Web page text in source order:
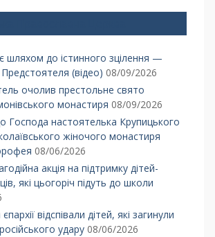
шляхом до істинного зцілення —
(відео) 08/09/2026
очолив престольне свято
монастиря 08/09/2026
Господа настоятелька Крупицького
жіночого монастиря
08/06/2026
акція на підтримку дітей-
які цьогоріч підуть до школи
відспівали дітей, які загинули
удару 08/06/2026